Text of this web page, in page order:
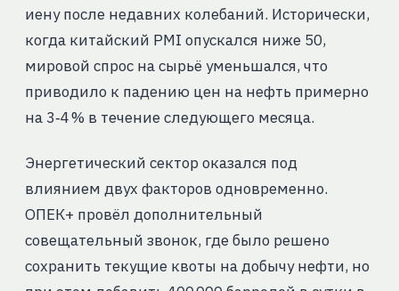
иену после недавних колебаний. Исторически,
когда китайский PMI опускался ниже 50,
мировой спрос на сырьё уменьшался, что
приводило к падению цен на нефть примерно
на 3‑4 % в течение следующего месяца.
Энергетический сектор оказался под
влиянием двух факторов одновременно.
ОПЕК+ провёл дополнительный
совещательный звонок, где было решено
сохранить текущие квоты на добычу нефти, но